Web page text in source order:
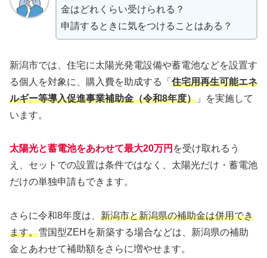
金はどれくらい受けられる？
申請するときに気をつけることはある？
新潟市では、住宅に太陽光発電設備や蓄電池などを設置す
る個人を対象に、購入費を助成する「 住宅用再生可能エネ
ルギー等導入促進事業補助金（令和8年度） 」を実施して
います。
太陽光と蓄電池をあわせて最大20万円 を受け取れるう
え、セットでの設置は条件ではなく、太陽光だけ・蓄電池
だけの単独申請もできます。
さらに令和8年度は、 新潟市と新潟県の補助金は併用でき
ます。雪国型ZEHを新築する場合などは、新潟県の補助
金とあわせて補助額をさらに増やせます。